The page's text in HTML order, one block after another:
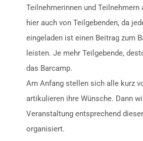
Teilnehmerinnen und Teilnehmern
hier auch von Teilgebenden, da
eingeladen ist einen Beitrag zum
leisten. Je mehr Teilgebende,
das Barcamp.
Am Anfang stellen sich alle kurz
artikulieren ihre Wünsche. Dann
Veranstaltung entsprechend
organisiert.